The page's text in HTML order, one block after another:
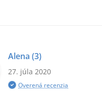
Alena (3)
27. júla 2020
Overená recenzia